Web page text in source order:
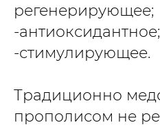
регенерирующее;
-антиоксидантное;
-стимулирующее.
Традиционно
прополисом не